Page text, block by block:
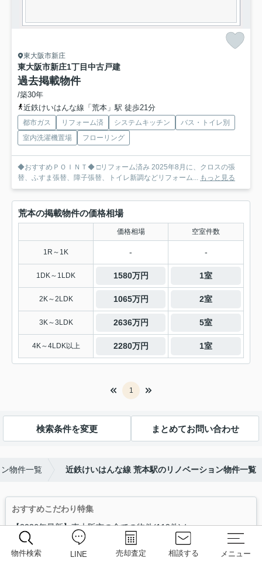
東大阪市新庄
東大阪市新庄1丁目中古戸建
過去掲載物件
/築30年
近鉄けいはんな線「荒本」駅 徒歩21分
都市ガス リフォーム済 システムキッチン
バス・トイレ別
室内洗濯機置場
フローリング
◆おすすめＰＯＩＮＴ◆ □リフォーム済み 2025年8月に、クロスの張
替、ふすま張替、障子張替、トイレ新調などリフォーム... もっと見る
荒本の掲載物件の価格相場
価格相場 空室件数
1R～1K - -
1DK～1LDK 1580万円 1室
2K～2LDK 1065万円 2室
3K～3LDK 2636万円 5室
4K～4LDK以上 2280万円 1室
1
検索条件を変更 まとめてお問い合わせ
物件一覧 近鉄けいはんな線 荒本駅のリノベーション物件一覧
おすすめこだわり特集
【2026年最新】東大阪市の全ての物件(119件)
東大阪市 2000万円以下 戸建て(22件)
東大阪市 2000万円以下 マンション(21件)
物件検索 LINE 売却査定 相談する メニュー